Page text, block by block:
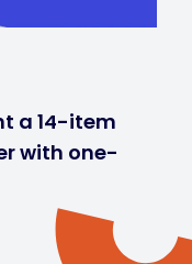
a 14-item
with one-